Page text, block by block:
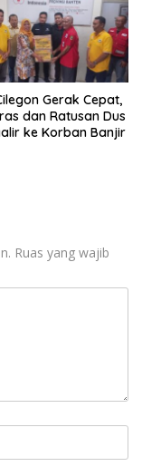
Gerak Cepat,
dan Ratusan Dus
ke Korban Banjir
Ruas yang wajib